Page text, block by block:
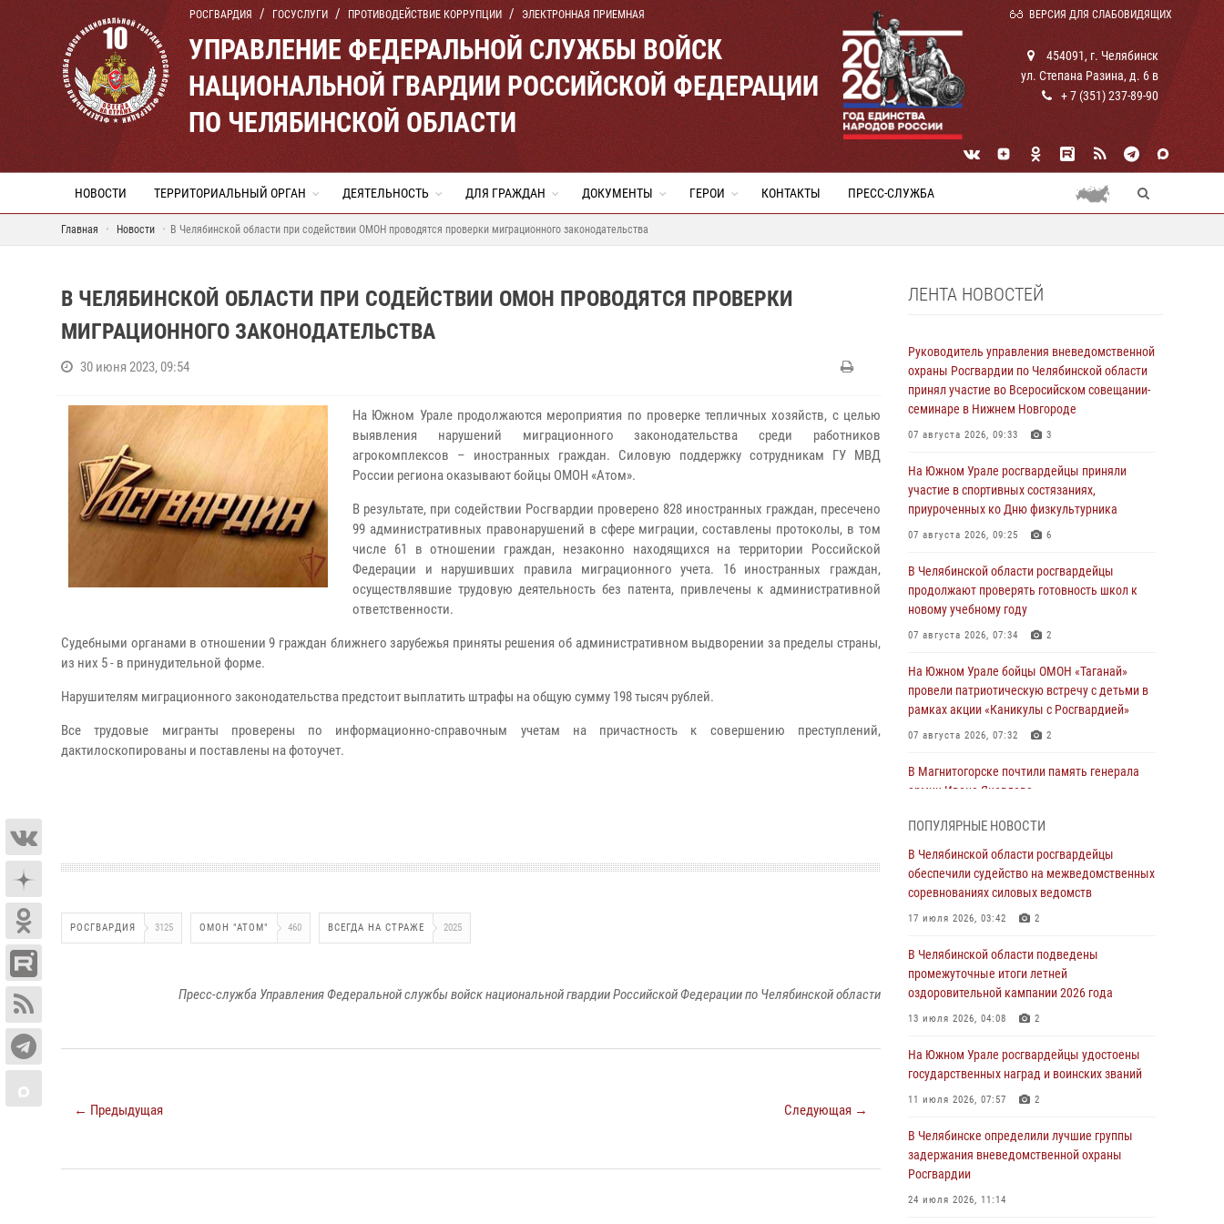
РОСГВАРДИЯ ГОСУСЛУГИ ПРОТИВОДЕЙСТВИЕ КОРРУПЦИИ ЭЛЕКТРОННАЯ ПРИЕМНАЯ ВЕРСИЯ ДЛЯ СЛАБОВИДЯЩИХ
УПРАВЛЕНИЕ ФЕДЕРАЛЬНОЙ СЛУЖБЫ ВОЙСК
НАЦИОНАЛЬНОЙ ГВАРДИИ РОССИЙСКОЙ ФЕДЕРАЦИИ
ПО ЧЕЛЯБИНСКОЙ ОБЛАСТИ
454091, г. Челябинск
ул. Степана Разина, д. 6 в
+ 7 (351) 237-89-90
НОВОСТИ ТЕРРИТОРИАЛЬНЫЙ ОРГАН ДЕЯТЕЛЬНОСТЬ ДЛЯ ГРАЖДАН ДОКУМЕНТЫ ГЕРОИ КОНТАКТЫ ПРЕСС-СЛУЖБА
Главная Новости В Челябинской области при содействии ОМОН проводятся проверки миграционного законодательства
В ЧЕЛЯБИНСКОЙ ОБЛАСТИ ПРИ СОДЕЙСТВИИ ОМОН ПРОВОДЯТСЯ ПРОВЕРКИ
МИГРАЦИОННОГО ЗАКОНОДАТЕЛЬСТВА
30 июня 2023, 09:54
На Южном Урале продолжаются мероприятия по проверке тепличных хозяйств, с целью
выявления нарушений миграционного законодательства среди работников
агрокомплексов – иностранных граждан. Силовую поддержку сотрудникам ГУ МВД
России региона оказывают бойцы ОМОН «Атом».
В результате, при содействии Росгвардии проверено 828 иностранных граждан, пресечено
99 административных правонарушений в сфере миграции, составлены протоколы, в том
числе 61 в отношении граждан, незаконно находящихся на территории Российской
Федерации и нарушивших правила миграционного учета. 16 иностранных граждан,
осуществлявшие трудовую деятельность без патента, привлечены к административной
ответственности.
Судебными органами в отношении 9 граждан ближнего зарубежья приняты решения об административном выдворении за пределы страны,
из них 5 - в принудительной форме.
Нарушителям миграционного законодательства предстоит выплатить штрафы на общую сумму 198 тысяч рублей.
Все трудовые мигранты проверены по информационно-справочным учетам на причастность к совершению преступлений,
дактилоскопированы и поставлены на фотоучет.
РОСГВАРДИЯ 3125 ОМОН "АТОМ" 460 ВСЕГДА НА СТРАЖЕ 2025
Пресс-служба Управления Федеральной службы войск национальной гвардии Российской Федерации по Челябинской области
← Предыдущая Следующая →
ЛЕНТА НОВОСТЕЙ
Руководитель управления вневедомственной
охраны Росгвардии по Челябинской области
принял участие во Всеросийском совещании-
семинаре в Нижнем Новгороде
07 августа 2026, 09:33 3
На Южном Урале росгвардейцы приняли
участие в спортивных состязаниях,
приуроченных ко Дню физкультурника
07 августа 2026, 09:25 6
В Челябинской области росгвардейцы
продолжают проверять готовность школ к
новому учебному году
07 августа 2026, 07:34 2
На Южном Урале бойцы ОМОН «Таганай»
провели патриотическую встречу с детьми в
рамках акции «Каникулы с Росгвардией»
07 августа 2026, 07:32 2
В Магнитогорске почтили память генерала
армии Ивана Яковлева
В Магнитогорске сотрудники Росгвардии
задержали рецидивиста за хищение алкоголя
из супермаркета
05 августа 2026, 06:06
На Южном Урале спецназ Росгвардии провел
военно-полевые сборы для кадетов
04 августа 2026, 10:03 1
воров в Челябинске
04 августа 2026, 10:00
задержали подозреваемого в совершении
убийства
03 августа 2026, 11:41
ПОПУЛЯРНЫЕ НОВОСТИ
В Челябинской области росгвардейцы
обеспечили судейство на межведомственных
соревнованиях силовых ведомств
17 июля 2026, 03:42 2
В Челябинской области подведены
промежуточные итоги летней
оздоровительной кампании 2026 года
13 июля 2026, 04:08 2
На Южном Урале росгвардейцы удостоены
государственных наград и воинских званий
11 июля 2026, 07:57 2
В Челябинске определили лучшие группы
задержания вневедомственной охраны
Росгвардии
24 июля 2026, 11:14